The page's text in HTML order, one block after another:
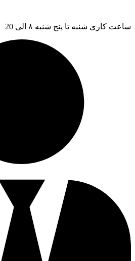
ساعت کاری شنبه تا پنج شنبه ۸ الی 20